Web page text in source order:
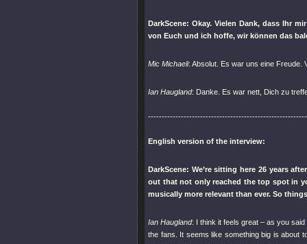
DarkScene: Okay. Vielen Dank, dass Ihr
von Euch und ich hoffe, wir können das
Mic Michaeli: Absolut. Es war uns eine Freude.
Ian Haugland: Danke. Es war nett, Dich zu
English version of the interview:
DarkScene: We’re sitting here 26 years
out that not only reached the top spot in
musically more relevant than ever. So
Ian Haugland: I think it feels great – as you
the fans. It seems like something big is about